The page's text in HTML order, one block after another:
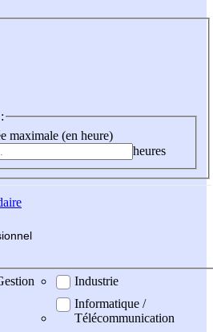
maximale (en heure)
heures
Industrie
Informatique /
Télécommunication